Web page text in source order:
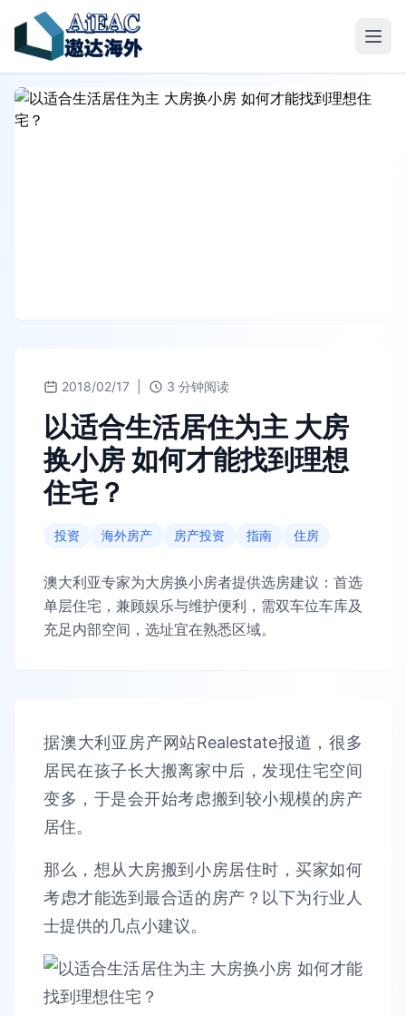
2018/02/17 3 分钟阅读
以适合生活居住为主 大房
换小房 如何才能找到理想
住宅？
投资 海外房产 房产投资 指南 住房
澳大利亚专家为大房换小房者提供选房建议：首选
单层住宅，兼顾娱乐与维护便利，需双车位车库及
充足内部空间，选址宜在熟悉区域。
据澳大利亚房产网站Realestate报道，很多
居民在孩子长大搬离家中后，发现住宅空间
变多，于是会开始考虑搬到较小规模的房产
居住。
那么，想从大房搬到小房居住时，买家如何
考虑才能选到最合适的房产？以下为行业人
士提供的几点小建议。